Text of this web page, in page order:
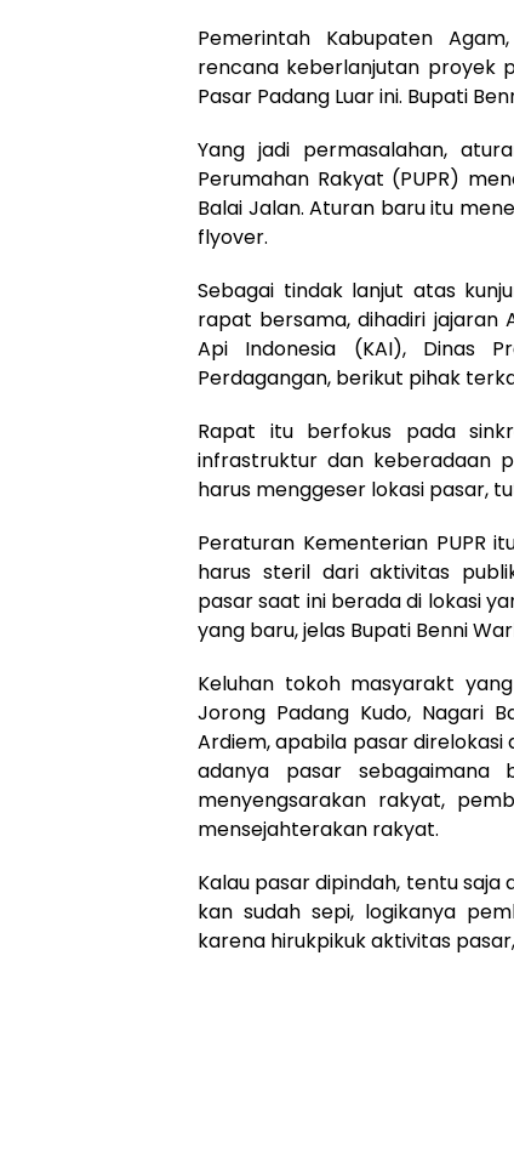
Pemerintah Kabupaten
rencana keberlanjutan proyek
Pasar Padang Luar ini. Bupati
Yang jadi permasalahan,
Perumahan Rakyat (PUPR)
Balai Jalan. Aturan baru itu
flyover.
Sebagai tindak lanjut atas
rapat bersama, dihadiri jajaran
Api Indonesia (KAI), Dinas
Perdagangan, berikut pihak
Rapat itu berfokus pada
infrastruktur dan keberadaan
harus menggeser lokasi pasar,
Peraturan Kementerian PUPR
harus steril dari aktivitas
pasar saat ini berada di lokasi
yang baru, jelas Bupati Benni
Keluhan tokoh masyarakt
Jorong Padang Kudo, Nagari
Ardiem, apabila pasar
adanya pasar
menyengsarakan rakyat,
mensejahterakan rakyat.
Kalau pasar dipindah, tentu
kan sudah sepi, logikanya
karena hirukpikuk aktivitas